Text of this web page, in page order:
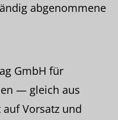
abgenommene
GmbH für
— gleich aus
Vorsatz und